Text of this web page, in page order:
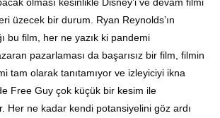
üzecek bir durum. Ryan Reynolds’ın
bu film, her ne yazık ki pandemi
pazarlaması da başarısız bir film, filmin
tam olarak tanıtamıyor ve izleyiciyi ikna
Free Guy çok küçük bir kesim ile
Her ne kadar kendi potansiyelini göz ardı